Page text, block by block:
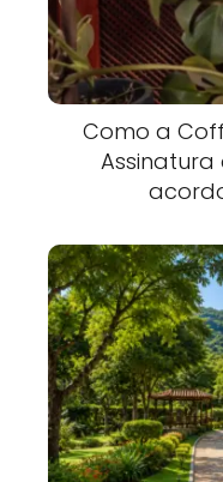
Como a
Assinatura